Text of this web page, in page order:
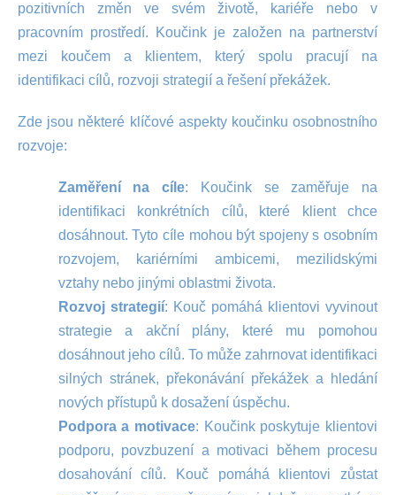
pozitivních změn ve svém životě, kariéře nebo v
pracovním prostředí. Koučink je založen na partnerství
mezi koučem a klientem, který spolu pracují na
identifikaci cílů, rozvoji strategií a řešení překážek.
Zde jsou některé klíčové aspekty koučinku osobnostního
rozvoje:
Zaměření na cíle: Koučink se zaměřuje na
identifikaci konkrétních cílů, které klient chce
dosáhnout. Tyto cíle mohou být spojeny s osobním
rozvojem, kariérními ambicemi, mezilidskými
vztahy nebo jinými oblastmi života.
Rozvoj strategií: Kouč pomáhá klientovi vyvinout
strategie a akční plány, které mu pomohou
dosáhnout jeho cílů. To může zahrnovat identifikaci
silných stránek, překonávání překážek a hledání
nových přístupů k dosažení úspěchu.
Podpora a motivace: Koučink poskytuje klientovi
podporu, povzbuzení a motivaci během procesu
dosahování cílů. Kouč pomáhá klientovi zůstat